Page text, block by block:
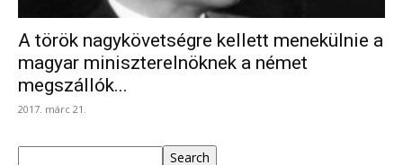
A török nagykövetségre kellett menekülnie a
magyar miniszterelnöknek a német
megszállók...
2017. márc 21.
Search